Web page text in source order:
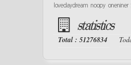
lovedaydream noopy oneniner
statistics
Total : 51276834